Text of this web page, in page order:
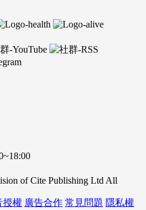
of Cite Publishing Ltd All
授權 廣告合作 常見問題 隱私權